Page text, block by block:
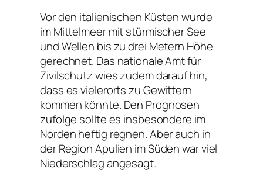
Vor den italienischen Küsten wurde
im Mittelmeer mit stürmischer See
und Wellen bis zu drei Metern Höhe
gerechnet. Das nationale Amt für
Zivilschutz wies zudem darauf hin,
dass es vielerorts zu Gewittern
kommen könnte. Den Prognosen
zufolge sollte es insbesondere im
Norden heftig regnen. Aber auch in
der Region Apulien im Süden war viel
Niederschlag angesagt.